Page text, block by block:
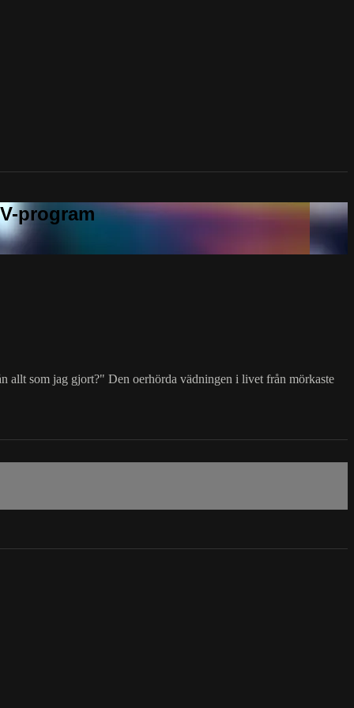
allt som jag gjort?" Den oerhörda vädningen i livet från mörkaste